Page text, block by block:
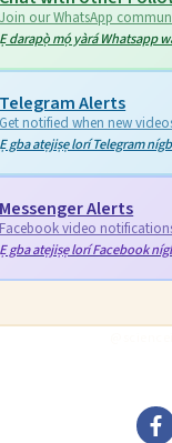
Join our WhatsApp
Ẹ darapọ̀ mọ́ yàrá Whatsapp
Telegram Alerts
Get notified when new
Ẹ gba atẹjiṣẹ lorí Telegram
Messenger Alerts
Facebook video
Ẹ gba atẹjiṣẹ lorí Facebook